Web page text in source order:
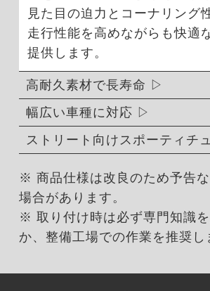
見た目の迫力とコーナリング
走行性能を高めながらも快適
提供します。
高耐久素材で長寿命
幅広い車種に対応
ストリート向けスポーティチ
※ 商品仕様は改良のため予告
場合があります。
※ 取り付け時は必ず専門知識
か、整備工場での作業を推奨し